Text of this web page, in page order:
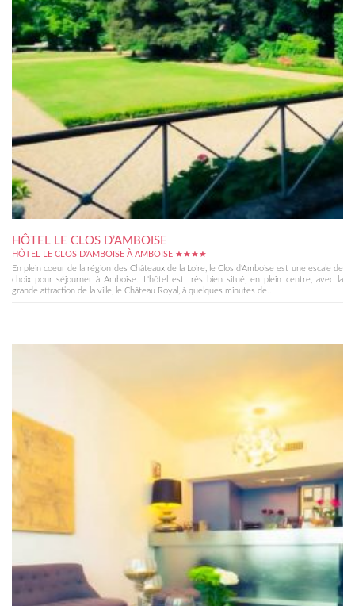
HÔTEL LE CLOS D’AMBOISE
HÔTEL LE CLOS D'AMBOISE À AMBOISE ★★★★
En plein coeur de la région des Châteaux de la Loire, le Clos d'Amboise est une escale de
choix pour séjourner à Amboise. L'hôtel est très bien situé, en plein centre, avec la
grande attraction de la ville, le Château Royal, à quelques minutes de...